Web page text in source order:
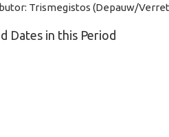
Trismegistos (Depauw/
Dates in this Period